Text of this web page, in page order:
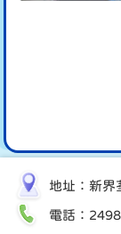
地址：新界
電話：